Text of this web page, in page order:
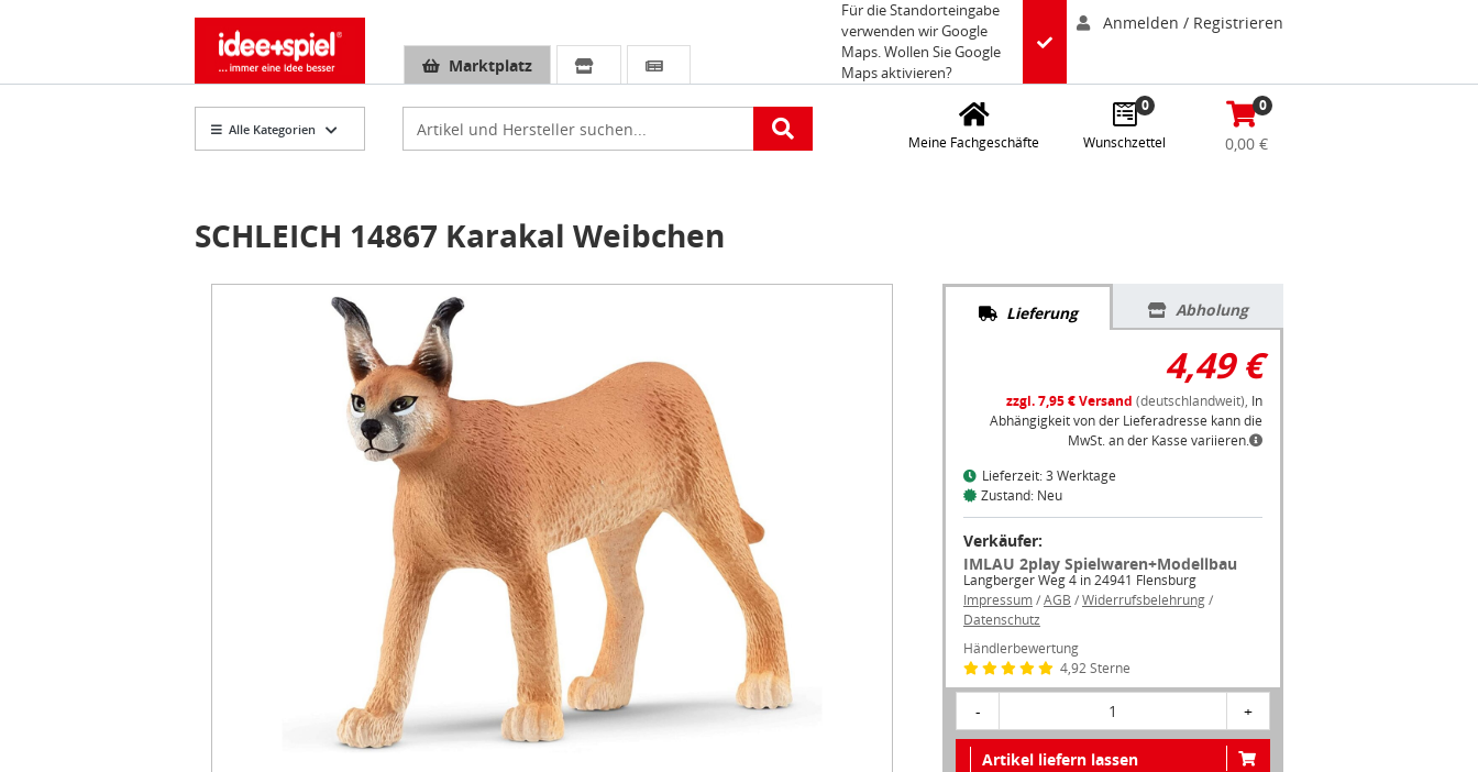
Marktplatz
Für die Standorteingabe
verwenden wir Google
Maps. Wollen Sie Google
Maps aktivieren?
Anmelden / Registrieren
Alle Kategorien
Meine Fachgeschäfte
0
Wunschzettel
0
0,00 €
SCHLEICH 14867 Karakal Weibchen
Lieferung Abholung
4,49 €
zzgl. 7,95 € Versand (deutschlandweit), In
Abhängigkeit von der Lieferadresse kann die
MwSt. an der Kasse variieren.
Lieferzeit: 3 Werktage
Zustand: Neu
Verkäufer:
IMLAU 2play Spielwaren+Modellbau
Langberger Weg 4 in 24941 Flensburg
Impressum/AGB /Widerrufsbelehrung/
Datenschutz
Händlerbewertung
4,92 Sterne
- 1 +
Artikel liefern lassen